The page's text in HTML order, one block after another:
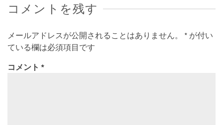
コメントを残す
メールアドレスが公開されることはありません。 * が付い
ている欄は必須項目です
コメント *